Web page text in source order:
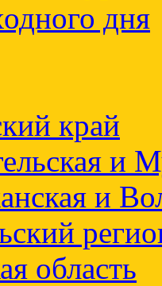
дня
край
и
и
область